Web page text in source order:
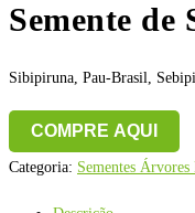
Semente
Sibipiruna, Pau-Brasil,
COMPRE AQUI
Categoria: Sementes Árvores